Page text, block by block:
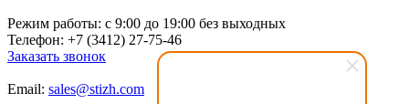
Режим работы: c 9:00 до 19:00 без выходных
Телефон: +7 (3412) 27-75-46
Заказать звонок
Email: sales@stizh.com